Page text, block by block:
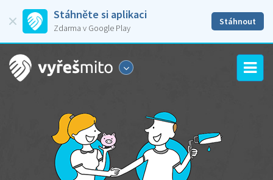
Stáhněte si aplikaci
Zdarma v Google Play
Stáhnout